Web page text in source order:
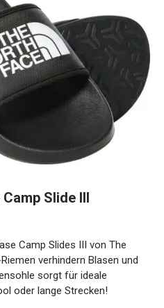
Slide III
Camp Slides III von The
verhindern Blasen und
sorgt für ideale
oder lange Strecken!